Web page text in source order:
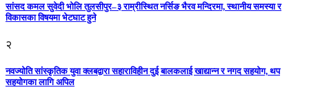
सांसद कमल सुवेदी भोलि तुलसीपुर–३ राम्रीस्थित नर्सिङ भैरव मन्दिरमा, स्थानीय समस्या र
विकासका विषयमा भेटघाट हुने
२
नवज्योति सांस्कृतिक युवा क्लबद्वारा सहाराविहीन दुई बालकलाई खाद्यान्न र नगद सहयोग, थप
सहयोगका लागि अपिल